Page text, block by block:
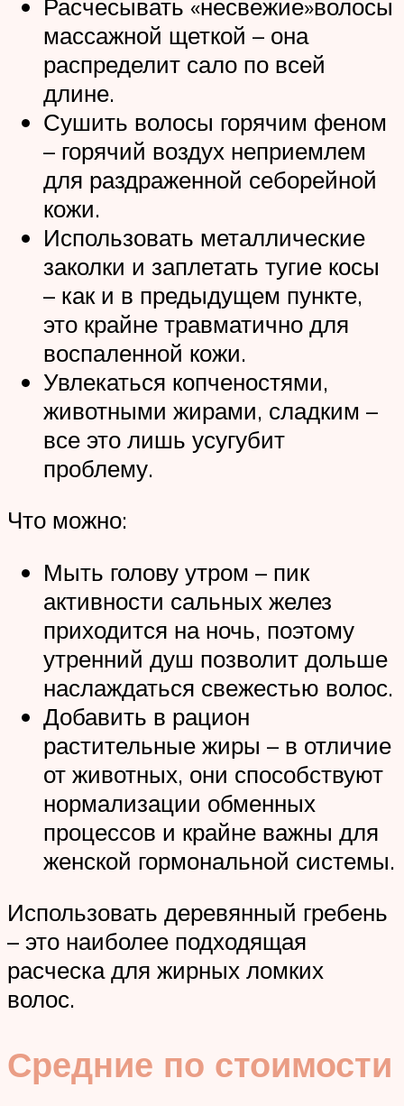
Расчесывать «несвежие»волосы
массажной щеткой – она
распределит сало по всей
длине.
Сушить волосы горячим феном
– горячий воздух неприемлем
для раздраженной себорейной
кожи.
Использовать металлические
заколки и заплетать тугие косы
– как и в предыдущем пункте,
это крайне травматично для
воспаленной кожи.
Увлекаться копченостями,
животными жирами, сладким –
все это лишь усугубит
проблему.
Что можно:
Мыть голову утром – пик
активности сальных желез
приходится на ночь, поэтому
утренний душ позволит дольше
наслаждаться свежестью волос.
Добавить в рацион
растительные жиры – в отличие
от животных, они способствуют
нормализации обменных
процессов и крайне важны для
женской гормональной системы.
Использовать деревянный гребень
– это наиболее подходящая
расческа для жирных ломких
волос.
Средние по стоимости